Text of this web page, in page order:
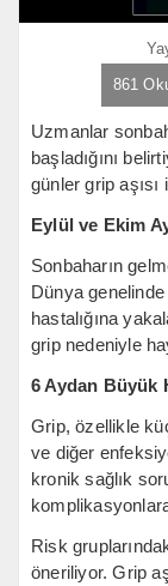
861
Uzmanlar
başladığını
günler grip
Eylül ve Ekim
Sonbaharın
Dünya
hastalığına
grip nedeniyle
6 Aydan Büyük
Grip, özellikle
ve diğer
kronik sağlık
Risk
öneriliyor. Grip